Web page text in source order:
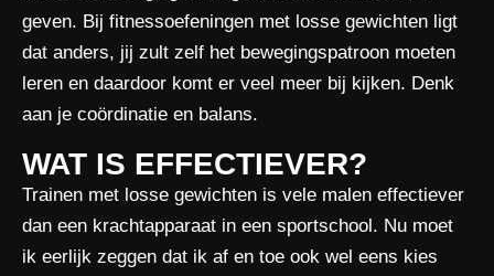
geven. Bij fitnessoefeningen met losse gewichten ligt
dat anders, jij zult zelf het bewegingspatroon moeten
leren en daardoor komt er veel meer bij kijken. Denk
aan je coördinatie en balans.
WAT IS EFFECTIEVER?
Trainen met losse gewichten is vele malen effectiever
dan een krachtapparaat in een sportschool. Nu moet
ik eerlijk zeggen dat ik af en toe ook wel eens kies